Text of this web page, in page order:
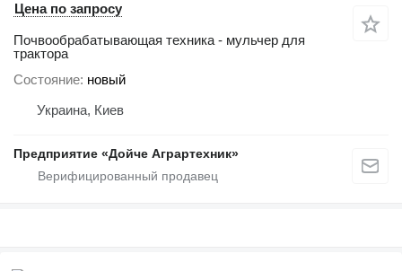
Цена по запросу
Почвообрабатывающая техника - мульчер для
трактора
Состояние новый
Украина, Киев
Предприятие «Дойче Аграртехник»